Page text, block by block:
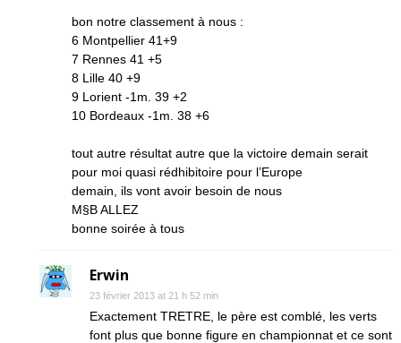
bon notre classement à nous :
6 Montpellier 41+9
7 Rennes 41 +5
8 Lille 40 +9
9 Lorient -1m. 39 +2
10 Bordeaux -1m. 38 +6
tout autre résultat autre que la victoire demain serait
pour moi quasi rédhibitoire pour l’Europe
demain, ils vont avoir besoin de nous
M§B ALLEZ
bonne soirée à tous
Erwin
23 février 2013 at 21 h 52 min
Exactement TRETRE, le père est comblé, les verts
font plus que bonne figure en championnat et ce sont